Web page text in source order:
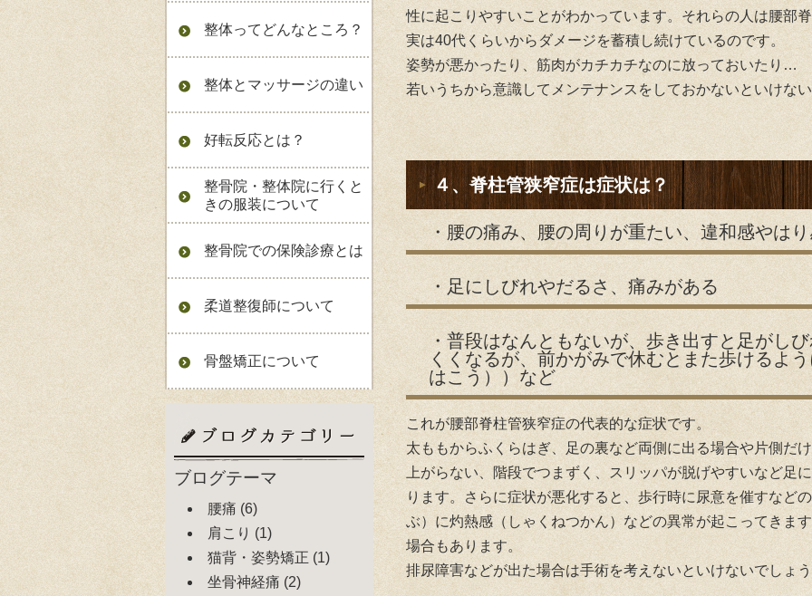
整体ってどんなところ？
整体とマッサージの違い
好転反応とは？
整骨院・整体院に行くと
きの服装について
整骨院での保険診療とは
柔道整復師について
骨盤矯正について
ブログテーマ
腰痛 (6)
肩こり (1)
猫背・姿勢矯正 (1)
坐骨神経痛 (2)
性に起こりやすいことがわかっています。それらの人は腰部
実は40代くらいからダメージを蓄積し続けているのです。
姿勢が悪かったり、筋肉がカチカチなのに放っておいたり…
若いうちから意識してメンテナンスをしておかないといけな
４、脊柱管狭窄症は症状は？
・腰の痛み、腰の周りが重たい、違和感やは
・足にしびれやだるさ、痛みがある
・普段はなんともないが、歩き出すと足がし
くくなるが、前かがみで休むとまた歩けるよ
はこう））など
これが腰部脊柱管狭窄症の代表的な症状です。
太ももからふくらはぎ、足の裏など両側に出る場合や片側だ
上がらない、階段でつまずく、スリッパが脱げやすいなど足
ります。さらに症状が悪化すると、歩行時に尿意を催すなど
ぶ）に灼熱感（しゃくねつかん）などの異常が起こってきま
場合もあります。
排尿障害などが出た場合は手術を考えないといけないでしょ